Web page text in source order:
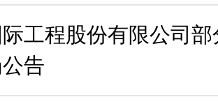
工程股份有限公司
告